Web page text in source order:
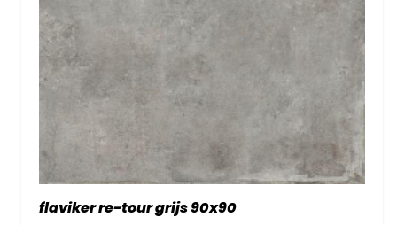
flaviker re-tour grijs 90x90